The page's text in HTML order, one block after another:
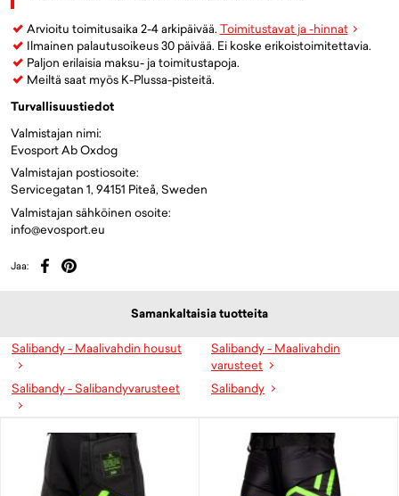
Arvioitu toimitusaika 2-4 arkipäivää. Toimitustavat ja -hinnat
Ilmainen palautusoikeus 30 päivää. Ei koske erikoistoimitettavia.
Paljon erilaisia maksu- ja toimitustapoja.
Meiltä saat myös K-Plussa-pisteitä.
Turvallisuustiedot
Valmistajan nimi:
Evosport Ab Oxdog
Valmistajan postiosoite:
Servicegatan 1, 94151 Piteå, Sweden
Valmistajan sähköinen osoite:
info@evosport.eu
Jaa:
Samankaltaisia tuotteita
Salibandy - Maalivahdin housut
Salibandy - Maalivahdin
varusteet
Salibandy - Salibandyvarusteet
Salibandy